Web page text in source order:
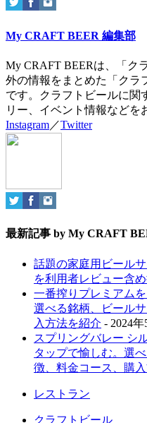
My CRAFT BEER 編集部
My CRAFT BEERは、「ク
外の情報をまとめた「クラ
です。クラフトビールに関
リー、イベント情報などを
Instagram／Twitter
最新記事 by My CRAFT
話題の家庭用ビール
を利用者レビュー含
一番搾りプレミアム
選べる銘柄、ビール
入方法を紹介 - 2024年
スプリングバレー シ
タップで愉しむ。選
徴、料金コース、購
レストラン
クラフトビール